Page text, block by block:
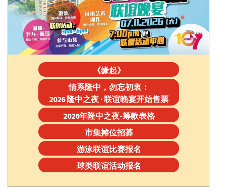
《缘起》
情系隆中，勿忘初衷：
2026 隆中之夜 · 联谊晚宴开始售票
2026年隆中之夜-筹款表格
市集摊位招募
游泳联谊比赛报名
球类联谊活动报名